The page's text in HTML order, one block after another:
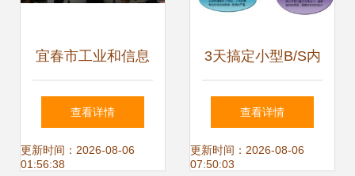
宜春市工业和信息
化局 深化浙江软件
开发合作，共筑数
查看详情
更新时间：2026-08-06
01:56:38
3天搞定小型B/S内
部管理软件 浙江软
件开发的高效实践
查看详情
更新时间：2026-08-06
07:50:03